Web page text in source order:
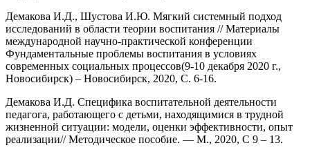
Демакова И.Д., Шустова И.Ю. Мягкий системный подход
исследований в области теории воспитания // Материалы
международной научно-практической конференции
Фундаментальные проблемы воспитания в условиях
современных социальных процессов(9-10 декабря 2020 г.,
Новосибирск) – Новосибирск, 2020, С. 6-16.
Демакова И.Д. Специфика воспитательной деятельности
педагога, работающего с детьми, находящимися в трудной
жизненной ситуации: модели, оценки эффективности, опыт
реализации// Методическое пособие. — М., 2020, С 9 – 13.